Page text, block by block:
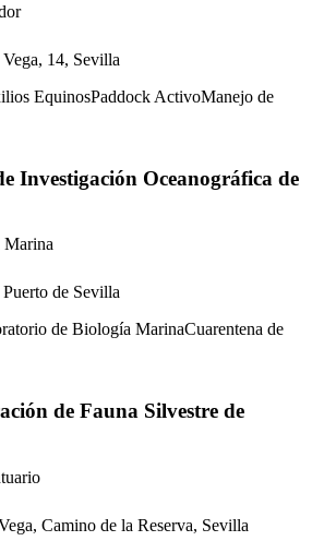
Vega, 14, Sevilla
EquinosPaddock ActivoManejo de
Investigación Oceanográfica de
Marina
de Sevilla
de Biología MarinaCuarentena de
de Fauna Silvestre de
Camino de la Reserva, Sevilla